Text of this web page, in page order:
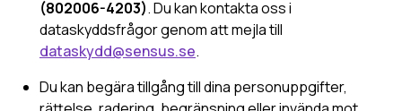
(802006-4203). Du kan kontakta oss i
dataskyddsfrågor genom att mejla till
dataskydd@sensus.se.
Du kan begära tillgång till dina personuppgifter,